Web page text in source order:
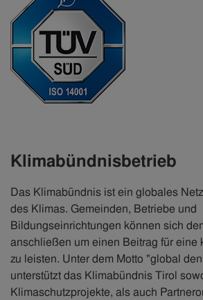
Klimabündnisbetrieb
Das Klimabündnis ist ein globales
des Klimas. Gemeinden, Betriebe und
Bildungseinrichtungen können sich
anschließen um einen Beitrag für eine
zu leisten. Unter dem Motto "global
unterstützt das Klimabündnis Tirol
Klimaschutzprojekte, als auch